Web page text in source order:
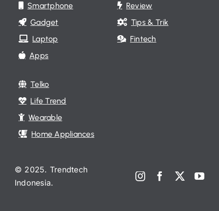
Smartphone
Gadget
Laptop
Apps
Review
Tips & Trik
Fintech
Telko
Life Trend
Wearable
Home Appliances
© 2025. Trendtech
Indonesia.